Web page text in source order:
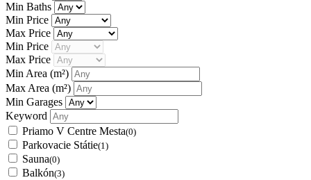
Min Baths
Min Price
Max Price
Min Price
Max Price
Min Area (m²)
Max Area (m²)
Min Garages
Keyword
Priamo V Centre Mesta(0)
Parkovacie Státie(1)
Sauna(0)
Balkón(3)